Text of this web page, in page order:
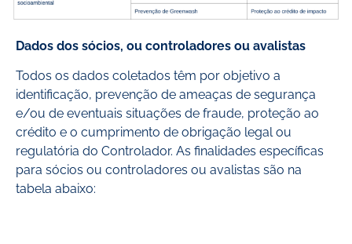
Dados dos sócios, ou controladores ou avalistas
Todos os dados coletados têm por objetivo a
identificação, prevenção de ameaças de segurança
e/ou de eventuais situações de fraude, proteção ao
crédito e o cumprimento de obrigação legal ou
regulatória do Controlador. As finalidades específicas
para sócios ou controladores ou avalistas são na
tabela abaixo: